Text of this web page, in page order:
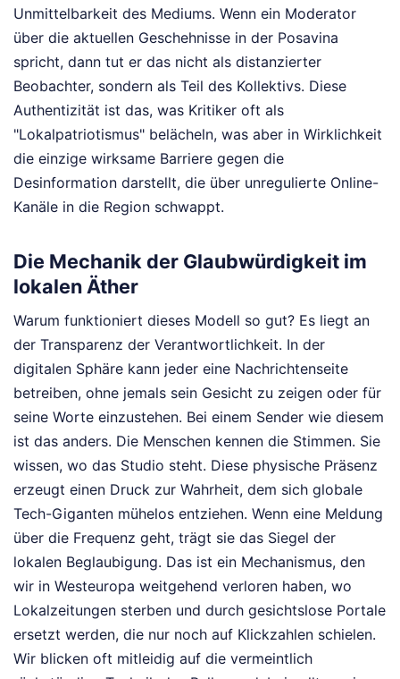
Unmittelbarkeit des Mediums. Wenn ein Moderator
über die aktuellen Geschehnisse in der Posavina
spricht, dann tut er das nicht als distanzierter
Beobachter, sondern als Teil des Kollektivs. Diese
Authentizität ist das, was Kritiker oft als
"Lokalpatriotismus" belächeln, was aber in Wirklichkeit
die einzige wirksame Barriere gegen die
Desinformation darstellt, die über unregulierte Online-
Kanäle in die Region schwappt.
Die Mechanik der Glaubwürdigkeit im
lokalen Äther
Warum funktioniert dieses Modell so gut? Es liegt an
der Transparenz der Verantwortlichkeit. In der
digitalen Sphäre kann jeder eine Nachrichtenseite
betreiben, ohne jemals sein Gesicht zu zeigen oder für
seine Worte einzustehen. Bei einem Sender wie diesem
ist das anders. Die Menschen kennen die Stimmen. Sie
wissen, wo das Studio steht. Diese physische Präsenz
erzeugt einen Druck zur Wahrheit, dem sich globale
Tech-Giganten mühelos entziehen. Wenn eine Meldung
über die Frequenz geht, trägt sie das Siegel der
lokalen Beglaubigung. Das ist ein Mechanismus, den
wir in Westeuropa weitgehend verloren haben, wo
Lokalzeitungen sterben und durch gesichtslose Portale
ersetzt werden, die nur noch auf Klickzahlen schielen.
Wir blicken oft mitleidig auf die vermeintlich